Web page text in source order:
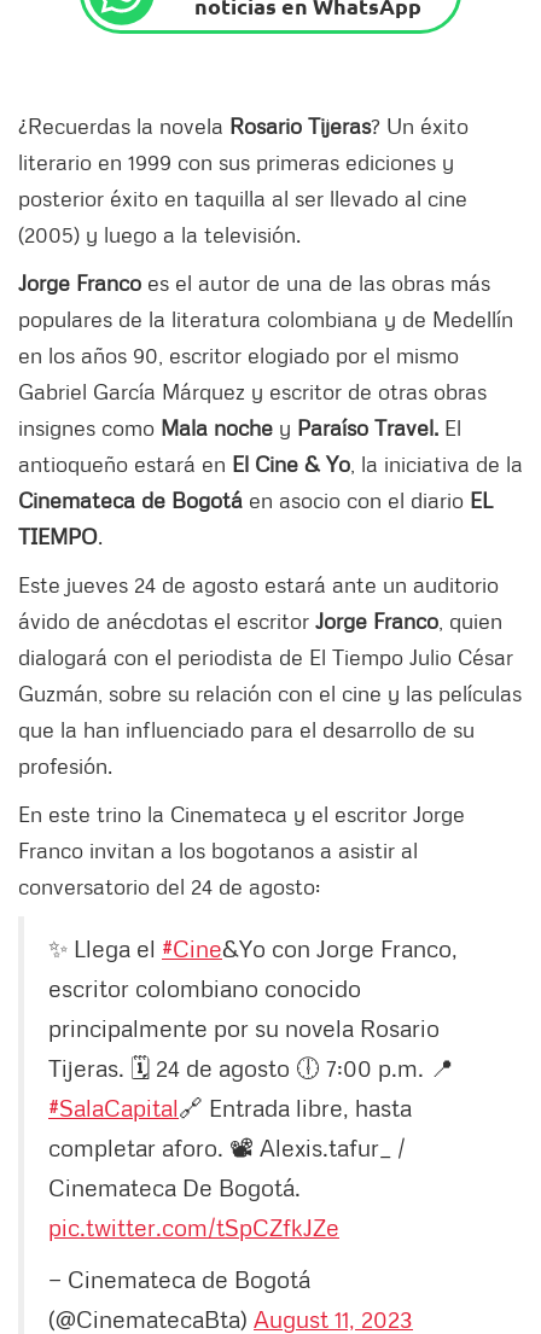
¿Recuerdas la novela Rosario Tijeras? Un éxito
literario en 1999 con sus primeras ediciones y
posterior éxito en taquilla al ser llevado al cine
(2005) y luego a la televisión.
Jorge Franco es el autor de una de las obras más
populares de la literatura colombiana y de Medellín
en los años 90, escritor elogiado por el mismo
Gabriel García Márquez y escritor de otras obras
insignes como Mala noche y Paraíso Travel. El
antioqueño estará en El Cine & Yo , la iniciativa de la
Cinemateca de Bogotá en asocio con el diario EL
TIEMPO.
Este jueves 24 de agosto estará ante un auditorio
ávido de anécdotas el escritor Jorge Franco , quien
dialogará con el periodista de El Tiempo Julio César
Guzmán, sobre su relación con el cine y las películas
que la han influenciado para el desarrollo de su
profesión.
En este trino la Cinemateca y el escritor Jorge
Franco invitan a los bogotanos a asistir al
conversatorio del 24 de agosto:
✨ Llega el #Cine&Yo con Jorge Franco,
escritor colombiano conocido
principalmente por su novela Rosario
Tijeras. 🗓️ 24 de agosto 🕕 7:00 p.m. 📍
#SalaCapital🔗 Entrada libre, hasta
completar aforo. 📽 Alexis.tafur_ /
Cinemateca De Bogotá.
pic.twitter.com/tSpCZfkJZe
— Cinemateca de Bogotá
(@CinematecaBta) August 11, 2023